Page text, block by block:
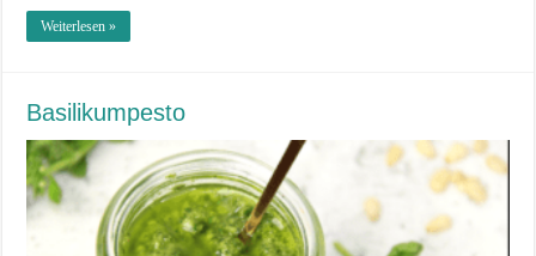
Weiterlesen »
Basilikumpesto